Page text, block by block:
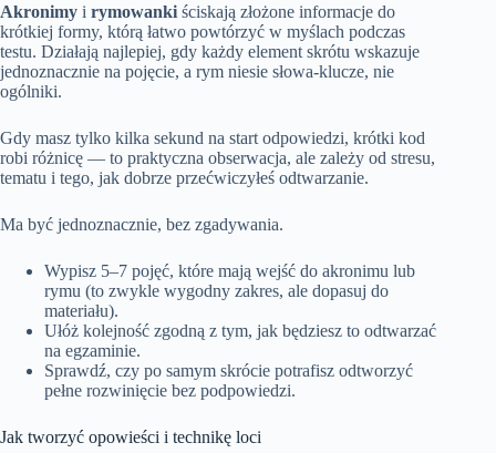
Akronimy i rymowanki ściskają złożone informacje do
krótkiej formy, którą łatwo powtórzyć w myślach podczas
testu. Działają najlepiej, gdy każdy element skrótu wskazuje
jednoznacznie na pojęcie, a rym niesie słowa-klucze, nie
ogólniki.
Gdy masz tylko kilka sekund na start odpowiedzi, krótki kod
robi różnicę — to praktyczna obserwacja, ale zależy od stresu,
tematu i tego, jak dobrze przećwiczyłeś odtwarzanie.
Ma być jednoznacznie, bez zgadywania.
Wypisz 5–7 pojęć, które mają wejść do akronimu lub
rymu (to zwykle wygodny zakres, ale dopasuj do
materiału).
Ułóż kolejność zgodną z tym, jak będziesz to odtwarzać
na egzaminie.
Sprawdź, czy po samym skrócie potrafisz odtworzyć
pełne rozwinięcie bez podpowiedzi.
Jak tworzyć opowieści i technikę loci